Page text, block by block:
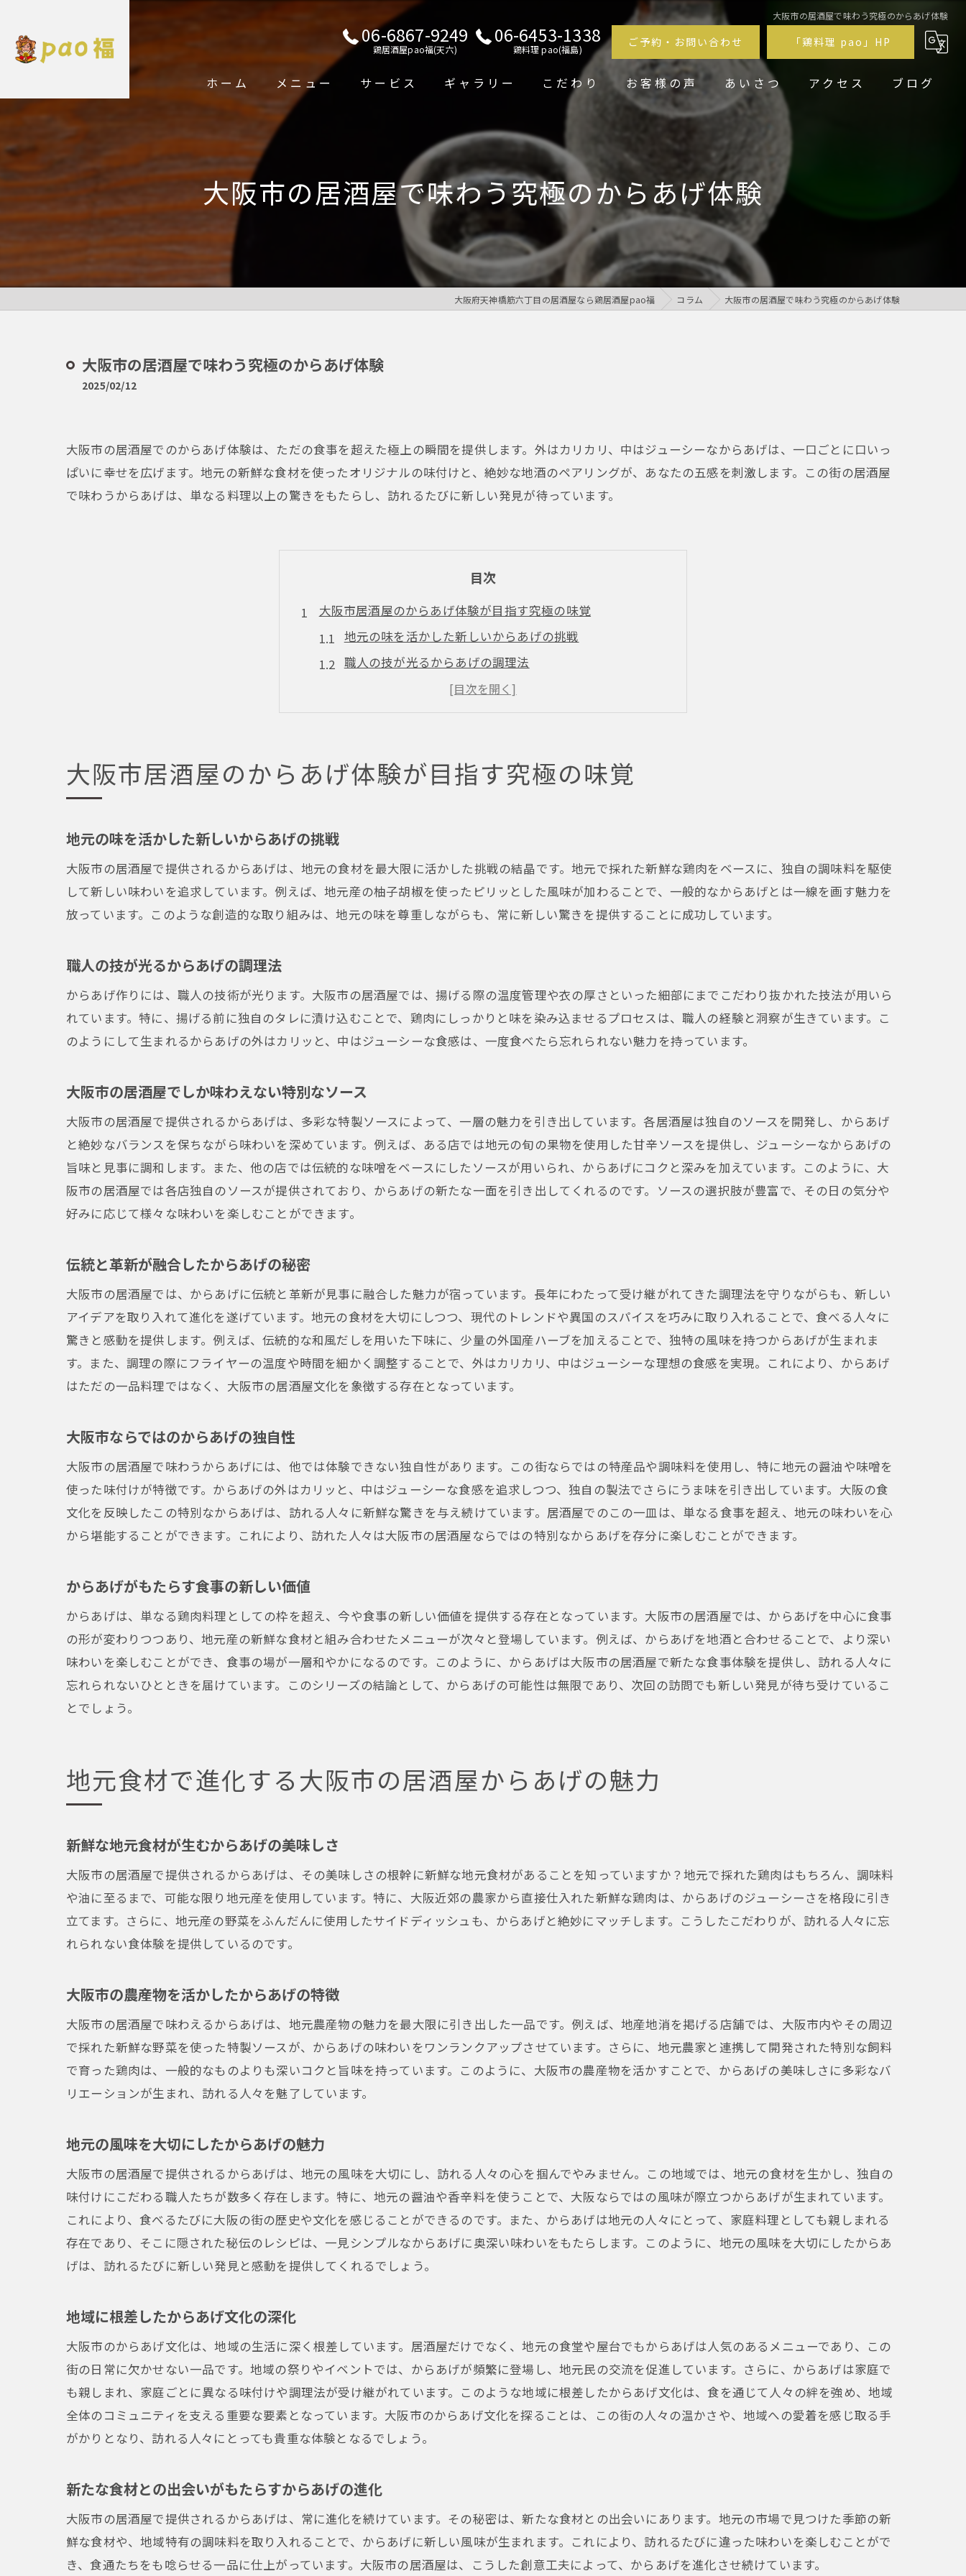
大阪市の居酒屋で味わう究極のからあげ体験
06-6867-9249
鶏居酒屋pao福(天六)
06-6453-1338
鶏料理 pao(福島)
ご予約・お問い合わせ 「鶏料理 pao」HP
ホーム メニュー サービス ギャラリー こだわり お客様の声 あいさつ アクセス ブログ
大阪市の居酒屋で味わう究極のからあげ体験
大阪府天神橋筋六丁目の居酒屋なら鶏居酒屋pao福 コラム 大阪市の居酒屋で味わう究極のからあげ体験
大阪市の居酒屋で味わう究極のからあげ体験
2025/02/12
大阪市の居酒屋でのからあげ体験は、ただの食事を超えた極上の瞬間を提供します。外はカリカリ、中はジューシーなからあげは、一口ごとに口いっ
ぱいに幸せを広げます。地元の新鮮な食材を使ったオリジナルの味付けと、絶妙な地酒のペアリングが、あなたの五感を刺激します。この街の居酒屋
で味わうからあげは、単なる料理以上の驚きをもたらし、訪れるたびに新しい発見が待っています。
目次
大阪市居酒屋のからあげ体験が目指す究極の味覚
地元の味を活かした新しいからあげの挑戦
職人の技が光るからあげの調理法
大阪市の居酒屋でしか味わえない特別なソース
伝統と革新が融合したからあげの秘密
からあげがもたらす食事の新しい価値
地元食材で進化する大阪市の居酒屋からあげの魅力
地元の風味を大切にしたからあげの魅力
地域に根差したからあげ文化の深化
新たな食材との出会いがもたらすからあげの進化
からあげと相性抜群の地酒の選び方
絶妙なペアリングで楽しむからあげの新たな味わい
からあげと地酒の相乗効果で深まる美味しさ
大阪市の居酒屋で楽しむからあげと地酒のハーモニー
ペアリングで広がるからあげの可能性
大阪市の居酒屋でからあげの新しい発見をあなたに
居酒屋巡りで見つけるからあげの新しい顔
新感覚のからあげがもたらす食の冒険
次々に発見されるからあげのユニークな一面
からあげが大阪市の居酒屋で提供する五感を刺激する驚き
視覚と嗅覚を楽しませるからあげのビジュアル
聴覚をくすぐるからあげのサクサク音
居酒屋の雰囲気がさらに引き立てるからあげ体験
からあげがもたらす五感のシンフォニー
外はカリカリ中はジューシーなからあげで味わう大阪市体験
からあげの食感が生む至高の満足感
一口で楽しむからあげの多層的な味わい
大阪市の居酒屋で味わう究極の食感
からあげが提供する食の冒険の始まり
大阪市の居酒屋でからあげがもたらす心躍るひととき
からあげが演出する居酒屋での心温まる時間
新鮮な食材とオリジナルの味付けで進化する大阪市のからあげ
独自の味付けで進化を遂げるからあげ
新鮮食材が生むからあげの新たな美味しさ
地元の味を大切にしたからあげの新たな挑戦
大阪市居酒屋のからあげ体験が目指す究極の味覚
地元の味を活かした新しいからあげの挑戦
大阪市の居酒屋で提供されるからあげは、地元の食材を最大限に活かした挑戦の結晶です。地元で採れた新鮮な鶏肉をベースに、独自の調味料を駆使
して新しい味わいを追求しています。例えば、地元産の柚子胡椒を使ったピリッとした風味が加わることで、一般的なからあげとは一線を画す魅力を
放っています。このような創造的な取り組みは、地元の味を尊重しながらも、常に新しい驚きを提供することに成功しています。
職人の技が光るからあげの調理法
からあげ作りには、職人の技術が光ります。大阪市の居酒屋では、揚げる際の温度管理や衣の厚さといった細部にまでこだわり抜かれた技法が用いら
れています。特に、揚げる前に独自のタレに漬け込むことで、鶏肉にしっかりと味を染み込ませるプロセスは、職人の経験と洞察が生きています。こ
のようにして生まれるからあげの外はカリッと、中はジューシーな食感は、一度食べたら忘れられない魅力を持っています。
大阪市の居酒屋でしか味わえない特別なソース
大阪市の居酒屋で提供されるからあげは、多彩な特製ソースによって、一層の魅力を引き出しています。各居酒屋は独自のソースを開発し、からあげ
と絶妙なバランスを保ちながら味わいを深めています。例えば、ある店では地元の旬の果物を使用した甘辛ソースを提供し、ジューシーなからあげの
旨味と見事に調和します。また、他の店では伝統的な味噌をベースにしたソースが用いられ、からあげにコクと深みを加えています。このように、大
阪市の居酒屋では各店独自のソースが提供されており、からあげの新たな一面を引き出してくれるのです。ソースの選択肢が豊富で、その日の気分や
好みに応じて様々な味わいを楽しむことができます。
伝統と革新が融合したからあげの秘密
大阪市の居酒屋では、からあげに伝統と革新が見事に融合した魅力が宿っています。長年にわたって受け継がれてきた調理法を守りながらも、新しい
アイデアを取り入れて進化を遂げています。地元の食材を大切にしつつ、現代のトレンドや異国のスパイスを巧みに取り入れることで、食べる人々に
驚きと感動を提供します。例えば、伝統的な和風だしを用いた下味に、少量の外国産ハーブを加えることで、独特の風味を持つからあげが生まれま
す。また、調理の際にフライヤーの温度や時間を細かく調整することで、外はカリカリ、中はジューシーな理想の食感を実現。これにより、からあげ
はただの一品料理ではなく、大阪市の居酒屋文化を象徴する存在となっています。
大阪市ならではのからあげの独自性
大阪市の居酒屋で味わうからあげには、他では体験できない独自性があります。この街ならではの特産品や調味料を使用し、特に地元の醤油や味噌を
使った味付けが特徴です。からあげの外はカリッと、中はジューシーな食感を追求しつつ、独自の製法でさらにうま味を引き出しています。大阪の食
文化を反映したこの特別なからあげは、訪れる人々に新鮮な驚きを与え続けています。居酒屋でのこの一皿は、単なる食事を超え、地元の味わいを心
から堪能することができます。これにより、訪れた人々は大阪市の居酒屋ならではの特別なからあげを存分に楽しむことができます。
からあげがもたらす食事の新しい価値
からあげは、単なる鶏肉料理としての枠を超え、今や食事の新しい価値を提供する存在となっています。大阪市の居酒屋では、からあげを中心に食事
の形が変わりつつあり、地元産の新鮮な食材と組み合わせたメニューが次々と登場しています。例えば、からあげを地酒と合わせることで、より深い
味わいを楽しむことができ、食事の場が一層和やかになるのです。このように、からあげは大阪市の居酒屋で新たな食事体験を提供し、訪れる人々に
忘れられないひとときを届けています。このシリーズの結論として、からあげの可能性は無限であり、次回の訪問でも新しい発見が待ち受けているこ
とでしょう。
地元食材で進化する大阪市の居酒屋からあげの魅力
新鮮な地元食材が生むからあげの美味しさ
大阪市の居酒屋で提供されるからあげは、その美味しさの根幹に新鮮な地元食材があることを知っていますか？地元で採れた鶏肉はもちろん、調味料
や油に至るまで、可能な限り地元産を使用しています。特に、大阪近郊の農家から直接仕入れた新鮮な鶏肉は、からあげのジューシーさを格段に引き
立てます。さらに、地元産の野菜をふんだんに使用したサイドディッシュも、からあげと絶妙にマッチします。こうしたこだわりが、訪れる人々に忘
れられない食体験を提供しているのです。
大阪市の農産物を活かしたからあげの特徴
大阪市の居酒屋で味わえるからあげは、地元農産物の魅力を最大限に引き出した一品です。例えば、地産地消を掲げる店舗では、大阪市内やその周辺
で採れた新鮮な野菜を使った特製ソースが、からあげの味わいをワンランクアップさせています。さらに、地元農家と連携して開発された特別な飼料
で育った鶏肉は、一般的なものよりも深いコクと旨味を持っています。このように、大阪市の農産物を活かすことで、からあげの美味しさに多彩なバ
リエーションが生まれ、訪れる人々を魅了しています。
地元の風味を大切にしたからあげの魅力
大阪市の居酒屋で提供されるからあげは、地元の風味を大切にし、訪れる人々の心を掴んでやみません。この地域では、地元の食材を生かし、独自の
味付けにこだわる職人たちが数多く存在します。特に、地元の醤油や香辛料を使うことで、大阪ならではの風味が際立つからあげが生まれています。
これにより、食べるたびに大阪の街の歴史や文化を感じることができるのです。また、からあげは地元の人々にとって、家庭料理としても親しまれる
存在であり、そこに隠された秘伝のレシピは、一見シンプルなからあげに奥深い味わいをもたらします。このように、地元の風味を大切にしたからあ
げは、訪れるたびに新しい発見と感動を提供してくれるでしょう。
地域に根差したからあげ文化の深化
大阪市のからあげ文化は、地域の生活に深く根差しています。居酒屋だけでなく、地元の食堂や屋台でもからあげは人気のあるメニューであり、この
街の日常に欠かせない一品です。地域の祭りやイベントでは、からあげが頻繁に登場し、地元民の交流を促進しています。さらに、からあげは家庭で
も親しまれ、家庭ごとに異なる味付けや調理法が受け継がれています。このような地域に根差したからあげ文化は、食を通じて人々の絆を強め、地域
全体のコミュニティを支える重要な要素となっています。大阪市のからあげ文化を探ることは、この街の人々の温かさや、地域への愛着を感じ取る手
がかりとなり、訪れる人々にとっても貴重な体験となるでしょう。
新たな食材との出会いがもたらすからあげの進化
大阪市の居酒屋で提供されるからあげは、常に進化を続けています。その秘密は、新たな食材との出会いにあります。地元の市場で見つけた季節の新
鮮な食材や、地域特有の調味料を取り入れることで、からあげに新しい風味が生まれます。これにより、訪れるたびに違った味わいを楽しむことがで
き、食通たちをも唸らせる一品に仕上がっています。大阪市の居酒屋は、こうした創意工夫によって、からあげを進化させ続けています。